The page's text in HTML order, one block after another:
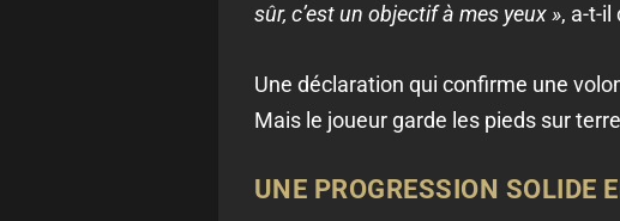
sûr, c’est un objectif à mes yeux », a-t-il
Une déclaration qui confirme une
Mais le joueur garde les pieds sur
UNE PROGRESSION SOLIDE